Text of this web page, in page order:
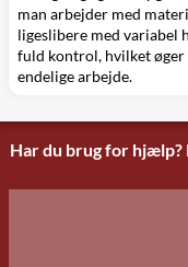
man arbejder med
ligeslibere med variabel
fuld kontrol, hvilket øger
endelige arbejde.
Har du brug for